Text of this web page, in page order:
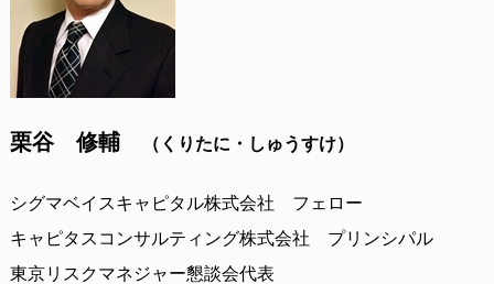
栗谷 修輔 （くりたに・しゅうすけ）
シグマベイスキャピタル株式会社 フェロー
キャピタスコンサルティング株式会社 プリンシパル
東京リスクマネジャー懇談会代表